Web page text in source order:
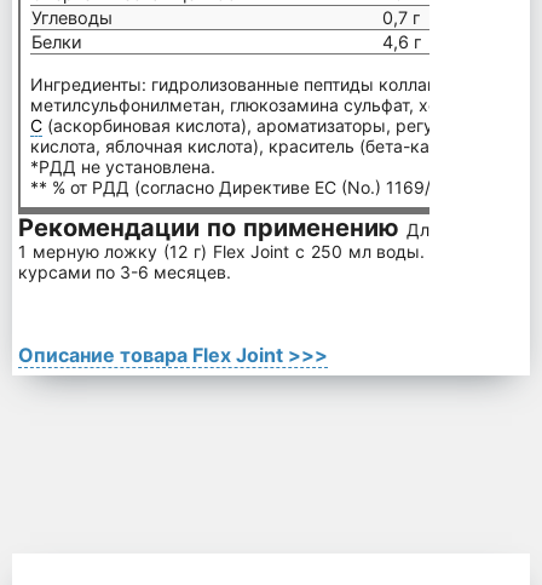
Углеводы
0,7 г
Белки
4,6 г
Ингредиенты: гидролизованные пептиды коллагена
метилсульфонилметан, глюкозамина сульфат, хондроитина
С(аскорбиновая кислота), ароматизаторы, регуляторы
кислота, яблочная кислота), краситель (бета-каротин),
*РДД не установлена.
** % от РДД (согласно Директиве ЕС (No.) 1169/2011).
Рекомендации по применению Для получения
1 мерную ложку (12 г) Flex Joint с 250 мл воды.
курсами по 3-6 месяцев.
Описание товара Flex Joint >>>